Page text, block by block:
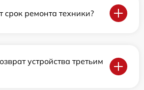
срок ремонта техники?
устройства третьим